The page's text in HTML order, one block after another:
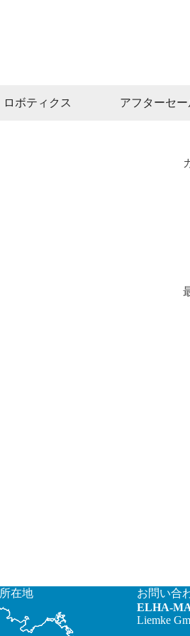
ロボティクス アフターセー
所在地
お問い合
ELHA-
Liemke